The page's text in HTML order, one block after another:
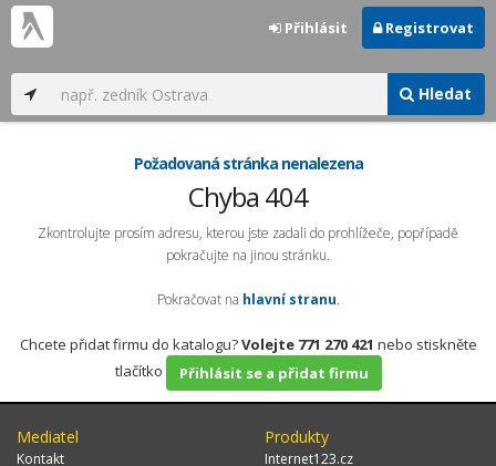
Hledat
Přihlásit Registrovat
Požadovaná stránka nenalezena
Chyba 404
Zkontrolujte prosím adresu, kterou jste zadali do prohlížeče, popřípadě
pokračujte na jinou stránku.
Pokračovat na hlavní stranu.
Chcete přidat firmu do katalogu?Volejte 771 270 421 nebo stiskněte
tlačítko
Přihlásit se a přidat firmu
Mediatel
Kontakt
Produkty
Internet123.cz